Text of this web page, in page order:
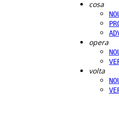
cosa
opera
volta